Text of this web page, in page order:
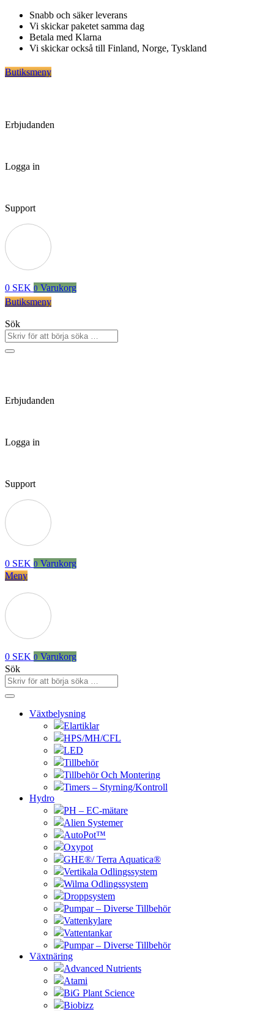
Hoppa
innehåll
Snabb och säker leverans
Vi skickar paketet samma dag
Betala med Klarna
Vi skickar också till Finland, Norge, Tyskland
Butiksmeny
Erbjudanden
Logga in
Support
0 SEK 0 Varukorg
Butiksmeny
Sök
Erbjudanden
Logga in
Support
0 SEK 0 Varukorg
Meny
0 SEK 0 Varukorg
Sök
Växtbelysning
Elartiklar
HPS/MH/CFL
LED
Tillbehör
Tillbehör Och Montering
Timers – Styrning/Kontroll
Hydro
PH – EC-mätare
Alien Systemer
AutoPot™
Oxypot
GHE®/ Terra Aquatica®
Vertikala Odlingssystem
Wilma Odlingssystem
Droppsystem
Pumpar – Diverse Tillbehör
Vattenkylare
Vattentankar
Pumpar – Diverse Tillbehör
Växtnäring
Advanced Nutrients
Atami
BiG Plant Science
Biobizz